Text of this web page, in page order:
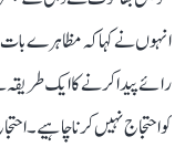
انہوں نے کہا کہ مظاہرے
رائے پیدا کرنے کا ایک طریقہ
کو احتجاج نہیں کرنا